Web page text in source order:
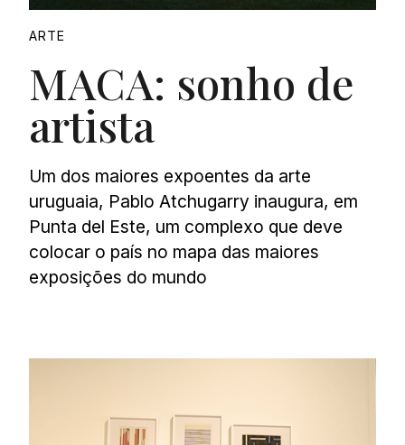
ARTE
MACA: sonho de
artista
Um dos maiores expoentes da arte
uruguaia, Pablo Atchugarry inaugura, em
Punta del Este, um complexo que deve
colocar o país no mapa das maiores
exposições do mundo